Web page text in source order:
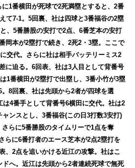
1番横田が死球で2死満塁とすると、2番
て7-1。5回裏、社は四球と3番福谷の2塁
、5番勝股の安打で2点、6番芝本の安打
岡本が2塁打で続き、2死2・3塁。ここで
交代。さらに社は相手バッテリーミス2
に迫る。6回表、社は3人目として背番号
1番横田が2塁打で出塁し、3番小竹が3塁
8回裏、社は先頭から2者が四球を選
は4番手として背番号6横田に交代。社は2
ンスとし、3番福谷(この日3打数3安打)
らに5番勝股のタイムリーで1点を奪
らに6番打者のエース芝本が2点2塁打を
、2点を追いかける近江の攻撃。社はこ
へ。近江は先頭から2者連続死球で無死